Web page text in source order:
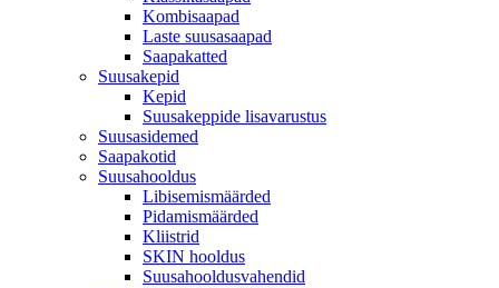
Kombisaapad
Laste suusasaapad
Saapakatted
Suusakepid
Kepid
Suusakeppide lisavarustus
Suusasidemed
Saapakotid
Suusahooldus
Libisemismäärded
Pidamismäärded
Kliistrid
SKIN hooldus
Suusahooldusvahendid